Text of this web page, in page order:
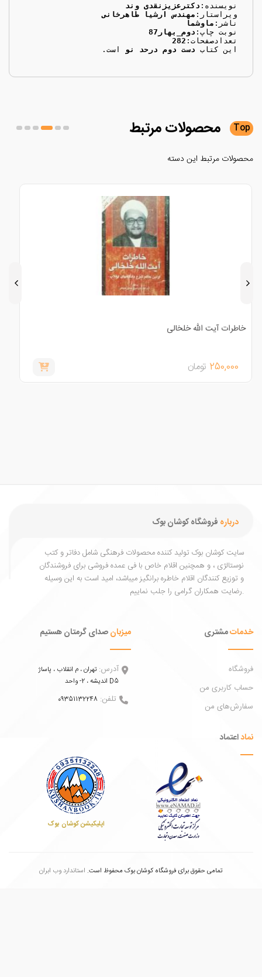
نویسنده:دکترعزیزنقدی وند
ویراستار: مهندس ارشیا طاهرخانی
ماوشما
نوبت چاپ: دوم_بهار87
تعدادصفحات:282
این کتاب دست دوم درحد نو است.
محصولاتمرتبط
مرتبط این دسته
شاهکارهای شکسپیر
210,000 تومان
فروشگاه کوشان بوک
کوشان بوک تولید کننده محصولات فرهنگی شامل دفاتر و کتب
، و همچنین اقلام خاص با فی عمده فروشی برای فروشندگان
کنندگان اقلام خاطره برانگیز میباشد، امید است به این وسیله
مشتری
کاربری من
من
صدای گرمتان هستیم
آدرس:تهران ، م انقلاب ، پاساژ
تلفن:09351132248
اپلیکیشن کوشان بوک
تمامی حقوق برای فروشگاه کوشان بوک محفوظ است.استاندارد وب ابران